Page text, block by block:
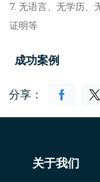
7. 无语言、无学历、
证明等
成功案例
分享：
关于我们